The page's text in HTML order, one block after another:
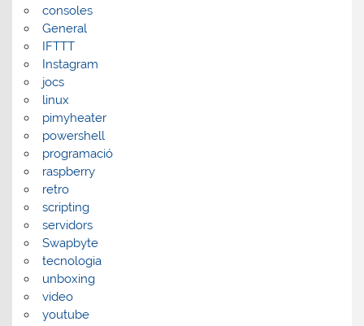
consoles
General
IFTTT
Instagram
jocs
linux
pimyheater
powershell
programació
raspberry
retro
scripting
servidors
Swapbyte
tecnologia
unboxing
video
youtube